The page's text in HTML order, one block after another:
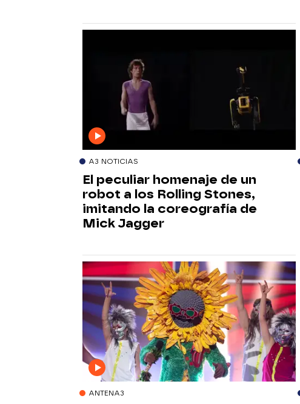
A3 NOTICIAS
El peculiar homenaje de un
robot a los Rolling Stones,
imitando la coreografía de
Mick Jagger
ANTENA3